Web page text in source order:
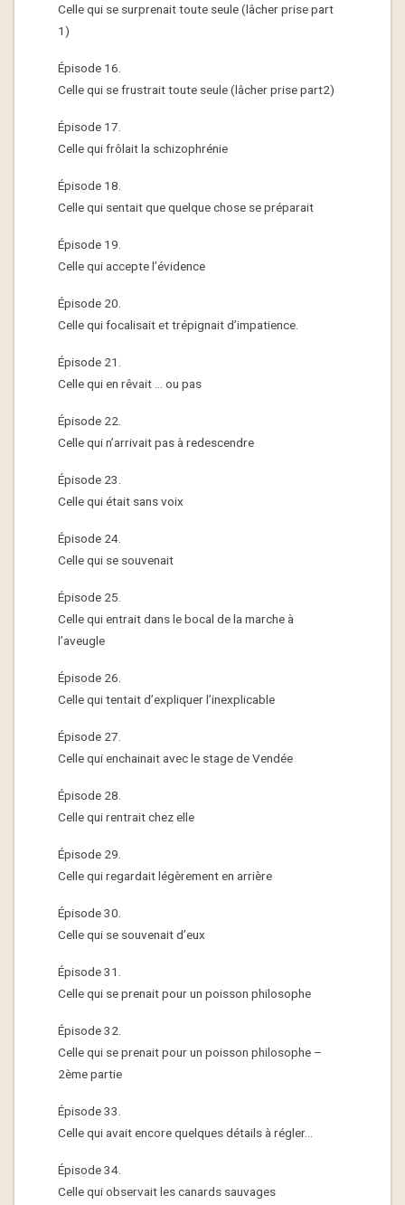
Celle qui se surprenait toute seule (lâcher prise part
1)
Épisode 16.
Celle qui se frustrait toute seule‏ (lâcher prise part2)
Épisode 17.
Celle qui frôlait la schizophrénie
Épisode 18.
Celle qui sentait que quelque chose se préparait
Épisode 19.
Celle qui accepte l’évidence
Épisode 20.
Celle qui focalisait et trépignait d’impatience.
Épisode 21.
Celle qui en rêvait … ou pas
Épisode 22.
Celle qui n’arrivait pas à redescendre
Épisode 23.
Celle qui était sans voix
Épisode 24.
Celle qui se souvenait
Épisode 25.
Celle qui entrait dans le bocal de la marche à
l’aveugle
Épisode 26.
Celle qui tentait d’expliquer l’inexplicable
Épisode 27.
Celle qui enchainait avec le stage de Vendée
Épisode 28.
Celle qui rentrait chez elle
Épisode 29.
Celle qui regardait légèrement en arrière
Épisode 30.
Celle qui se souvenait d’eux
Épisode 31.
Celle qui se prenait pour un poisson philosophe
Épisode 32.
Celle qui se prenait pour un poisson philosophe –
2ème partie
Épisode 33.
Celle qui avait encore quelques détails à régler…
Épisode 34.
Celle qui observait les canards sauvages